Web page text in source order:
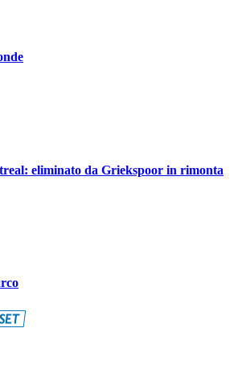
eliminato da Griekspoor in rimonta